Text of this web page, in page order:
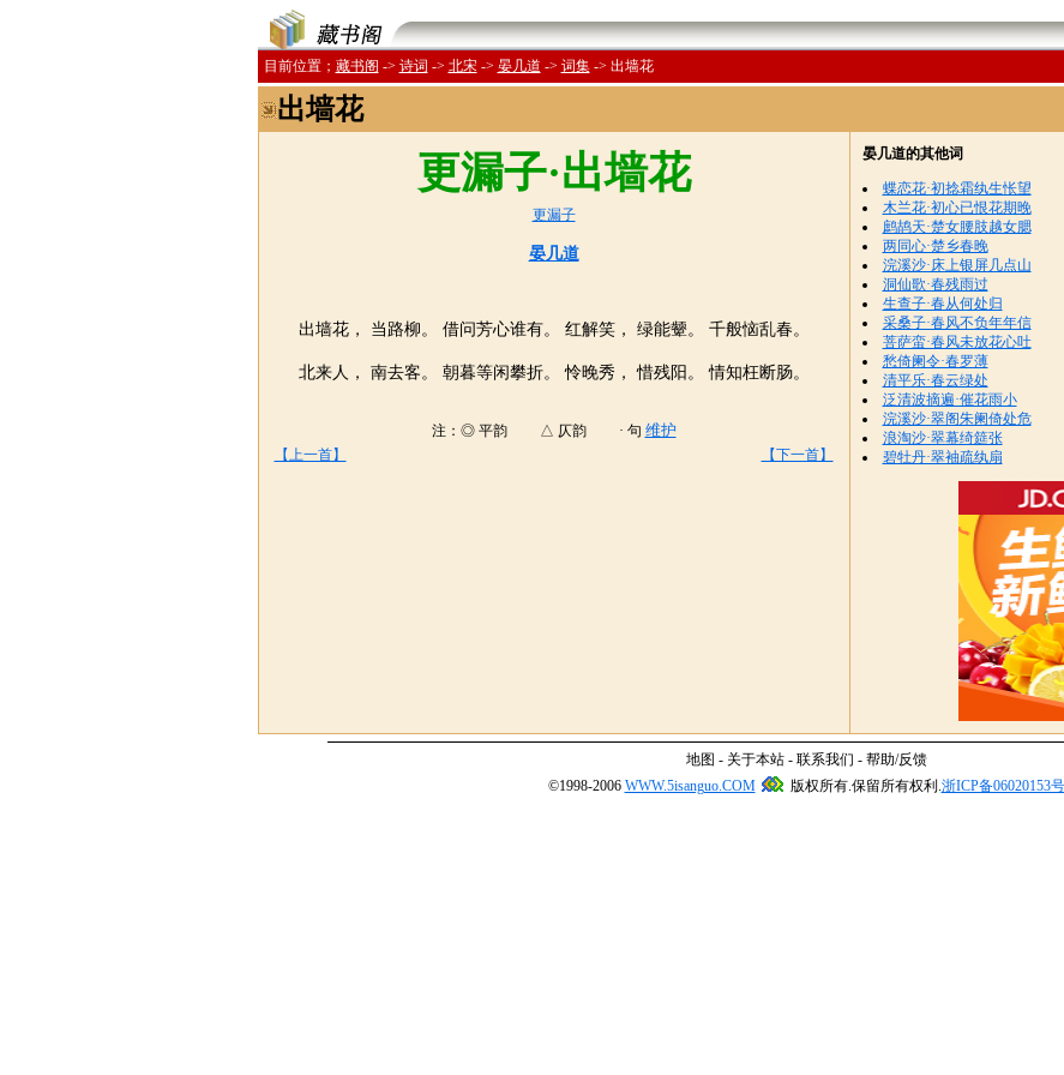
目前位置； 藏书阁 -> 诗词 -> 北宋 -> 晏几道 -> 词集 -> 出墙花
出墙花
更漏子·出墙花
更漏子
晏几道
出墙花， 当路柳。 借问芳心谁有。 红解笑， 绿能颦。 千般恼乱春。
北来人， 南去客。 朝暮等闲攀折。 怜晚秀， 惜残阳。 情知枉断肠。
注：◎ 平韵 △ 仄韵 · 句 维护
【上一首】 【下一首】
晏几道的其他词
蝶恋花·初捻霜纨生怅望
木兰花·初心已恨花期晚
鹧鸪天·楚女腰肢越女腮
两同心·楚乡春晚
浣溪沙·床上银屏几点山
洞仙歌·春残雨过
生查子·春从何处归
采桑子·春风不负年年信
菩萨蛮·春风未放花心吐
愁倚阑令·春罗薄
清平乐·春云绿处
泛清波摘遍·催花雨小
浣溪沙·翠阁朱阑倚处危
浪淘沙·翠幕绮筵张
碧牡丹·翠袖疏纨扇
地图 - 关于本站- 联系我们 - 帮助/反馈
©1998-2006 WWW.5isanguo.COM 版权所有.保留所有权利.浙ICP备06020153号